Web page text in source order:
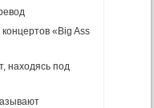
«Big Ass
находясь под